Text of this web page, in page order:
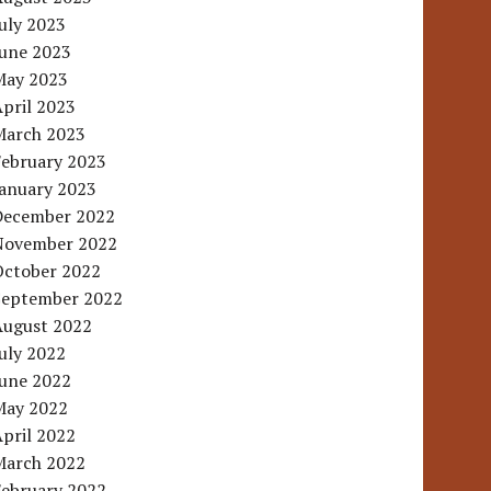
2023
2023
2023
2023
2023
2023
2023
2022
2022
2022
2022
2022
2022
2022
2022
2022
2022